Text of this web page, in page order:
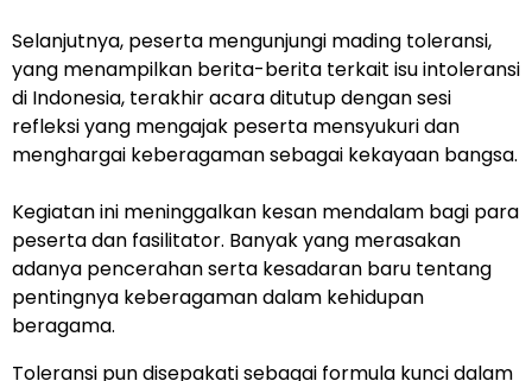
Selanjutnya, peserta mengunjungi mading toleransi,
yang menampilkan berita-berita terkait isu intoleransi
di Indonesia, terakhir acara ditutup dengan sesi
refleksi yang mengajak peserta mensyukuri dan
menghargai keberagaman sebagai kekayaan bangsa.
Kegiatan ini meninggalkan kesan mendalam bagi para
peserta dan fasilitator. Banyak yang merasakan
adanya pencerahan serta kesadaran baru tentang
pentingnya keberagaman dalam kehidupan
beragama.
Toleransi pun disepakati sebagai formula kunci dalam